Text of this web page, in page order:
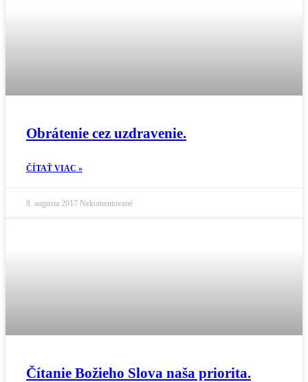
Obrátenie cez uzdravenie.
ČÍTAŤ VIAC »
8. augusta 2017 Nekomentované
Čítanie Božieho Slova naša priorita.